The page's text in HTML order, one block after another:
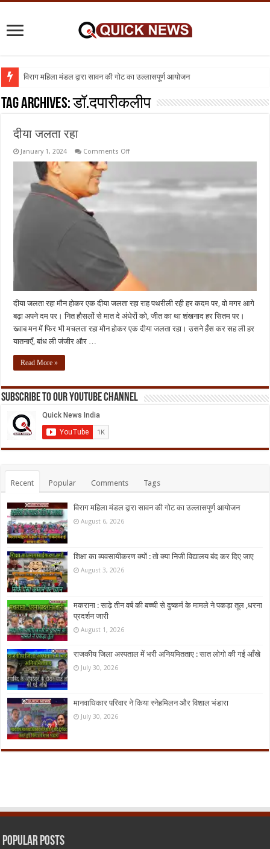
विराग महिला मंडल द्वारा सावन की गोट का उल्लासपूर्ण आयोजन
Tag Archives:डॉ.दपारीकलीप
दीया जलता रहा
January 1, 2024 Comments Offon
दीया जलता रहा मौन होकर एक दीया जलता रहा राह पथरीली रही हर कदम पर, वो मगर आगे
बढ़ा अपने दम पर। नित हौसलों से मात दे अंधेरों को, जीत का था शंखनाद हर सितम पर।
ख्वाब मन में फिर भी मचलता रहा मौन होकर एक दीया जलता रहा। उसने हँस कर सह ली हर
यातनाएँ, बांध ली जंजीर और …
Read More »
Subscribe to our Youtube Channel
Recent Popular Comments Tags
विराग महिला मंडल द्वारा सावन की गोट का उल्लासपूर्ण आयोजन
August 6, 2026
शिक्षा का व्यवसायीकरण क्यों : तो क्या निजी विद्यालय बंद कर दिए जाए
August 3, 2026
मकराना : साढ़े तीन वर्ष की बच्ची से दुष्कर्म के मामले ने पकड़ा तूल ,धरना
प्रदर्शन जारी
August 1, 2026
राजकीय जिला अस्पताल में भरी अनियमितताए : सात लोगो की गई आँखे
July 30, 2026
मानवाधिकार परिवार ने किया स्नेहमिलन और विशाल भंडारा
July 30, 2026
Popular Posts